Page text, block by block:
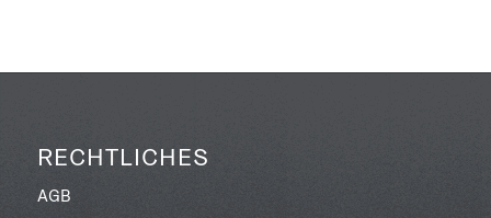
RECHTLICHES
AGB